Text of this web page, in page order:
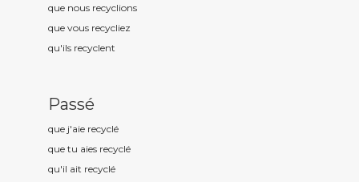
que nous recyclions
que vous recycliez
qu'ils recyclent
Passé
que j'aie recyclé
que tu aies recyclé
qu'il ait recyclé